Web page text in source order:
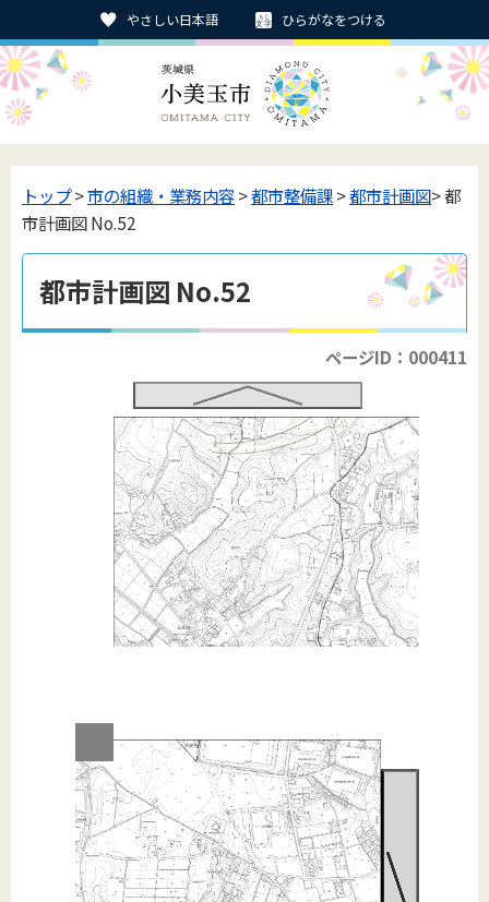
やさしい日本語 ひらがなをつける
トップ>市の組織・業務内容>都市整備課>都市計画図> 都
市計画図 No.52
都市計画図 No.52
ページID：000411